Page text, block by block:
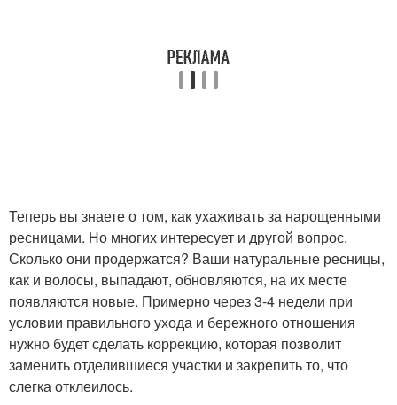
Теперь вы знаете о том, как ухаживать за нарощенными
ресницами. Но многих интересует и другой вопрос.
Сколько они продержатся? Ваши натуральные ресницы,
как и волосы, выпадают, обновляются, на их месте
появляются новые. Примерно через 3-4 недели при
условии правильного ухода и бережного отношения
нужно будет сделать коррекцию, которая позволит
заменить отделившиеся участки и закрепить то, что
слегка отклеилось.